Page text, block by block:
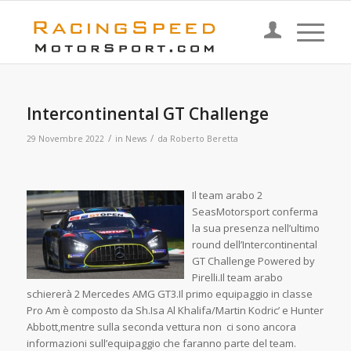
Intercontinental GT Challenge
29 Novembre 2022 / in News / da Roberto Beretta
Il team arabo 2
SeasMotorsport conferma
la sua presenza nell’ultimo
round dell’Intercontinental
GT Challenge Powered by
Pirelli.Il team arabo
schiererà 2 Mercedes AMG GT3.Il primo equipaggio in classe
Pro Am è composto da Sh.Isa Al Khalifa/Martin Kodric’ e Hunter
Abbott,mentre sulla seconda vettura non ci sono ancora
informazioni sull’equipaggio che faranno parte del team.